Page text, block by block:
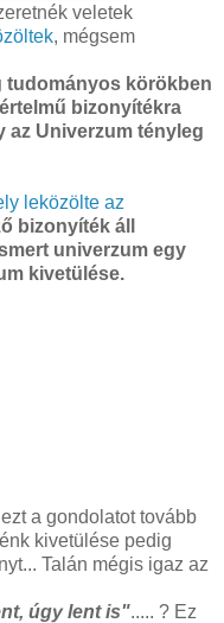
veletek
, mégsem
tudományos körökben
bizonyítékra
az Univerzum tényleg
leközölte az
bizonyíték áll
univerzum egy
kivetülése.
a gondolatot tovább
kivetülése pedig
Talán mégis igaz az
úgy lent is"..... ? Ez